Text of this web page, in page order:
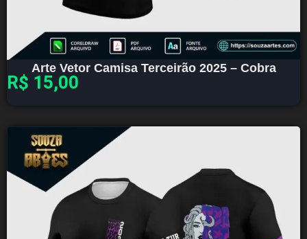
Arte Vetor Camisa Terceirão 2025 – Cobra
R$ 15,00